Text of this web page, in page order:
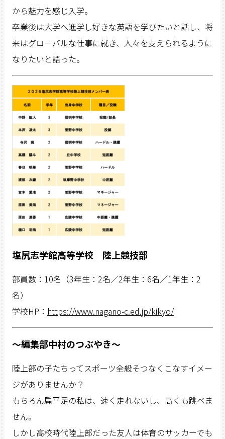
から魅力を感じ入学。
卒業後は大学へ進学し好きな英語を学びたいと話し、将
来はグローバルな仕事に就き、人々を支えられるように
なりたいと語った。
塩尻志学館高等学校 陸上競技部
部員数：10名（3年生：2名／2年生：6名／1年生：2
名）
学校HP： https://www.nagano-c.ed.jp/kikyo/
〜編集部中村のつぶやき〜
陸上部の子たちってスポーツ全般そつなくこなすイメー
ジがありませんか？
もちろん扁平足の私は、速く走れないし、高くも跳べま
せん。
しかし高校時代陸上部だった友人は体育のサッカーでも